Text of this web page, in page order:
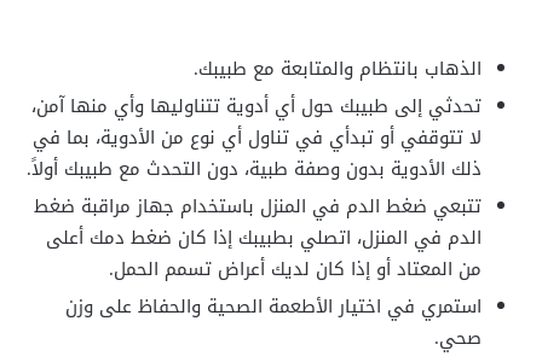
الذهاب بانتظام والمتابعة مع طبيبك.
تحدثي إلى طبيبك حول أي أدوية تتناوليها وأي منها آمن،
لا تتوقفي أو تبدأي في تناول أي نوع من الأدوية، بما في
ذلك الأدوية بدون وصفة طبية، دون التحدث مع طبيبك أولاً.
تتبعي ضغط الدم في المنزل باستخدام جهاز مراقبة ضغط
الدم في المنزل، اتصلي بطبيبك إذا كان ضغط دمك أعلى
من المعتاد أو إذا كان لديك أعراض تسمم الحمل.
استمري في اختيار الأطعمة الصحية والحفاظ على وزن
صحي.